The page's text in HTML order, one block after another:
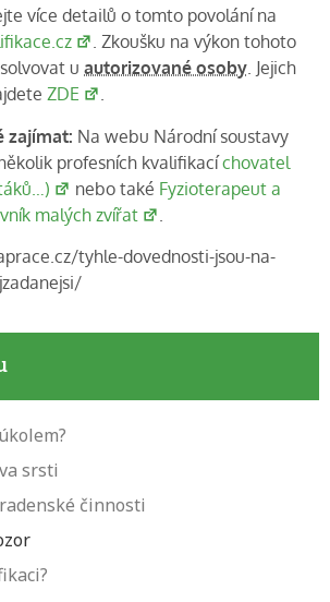
více detailů o tomto povolání na
. Zkoušku na výkon tohoto
u autorizované osoby. Jejich
ZDE
.
zajímat: Na webu Národní soustavy
profesních kvalifikacíchovatel
nebo také Fyzioterapeut a
malých zvířat
tyhle-dovednosti-jsou-na-
srsti
činnosti